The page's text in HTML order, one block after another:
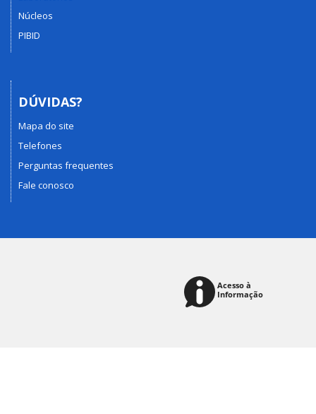
Núcleos
PIBID
DÚVIDAS?
Mapa do site
Telefones
Perguntas frequentes
Fale conosco